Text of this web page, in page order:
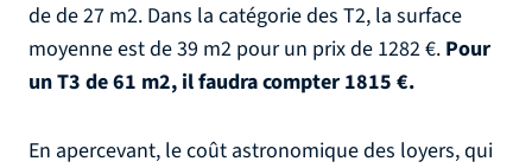
de de 27 m2. Dans la catégorie des T2, la surface
moyenne est de 39 m2 pour un prix de 1282 €. Pour
un T3 de 61 m2, il faudra compter 1815 €.
En apercevant, le coût astronomique des loyers, qui